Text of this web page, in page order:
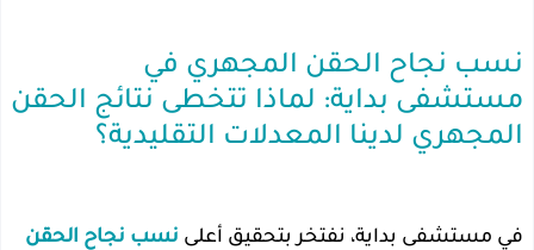
نسب نجاح الحقن المجهري في
مستشفى بداية: لماذا تتخطى نتائج الحقن
المجهري لدينا المعدلات التقليدية؟
في مستشفى بداية، نفتخر بتحقيق أعلى نسب نجاح الحقن